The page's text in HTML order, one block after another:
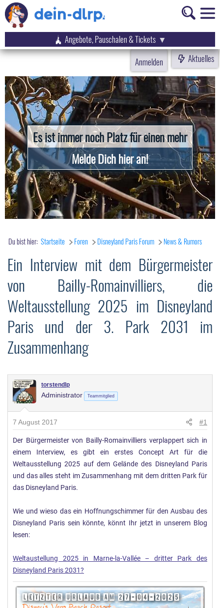
Angebote, Pauschalen & Tickets
Anmelden
Aktuelles
Es ist immer noch Platz für einen mehr
Melde Dich hier an!
Du bist hier: Startseite Foren Disneyland Paris Forum News & Rumors
Ein Interview mit dem Bürgermeister
von Bailly-Romainvilliers, die
Weltausstellung 2025 im Disneyland
Paris und der 3. Park 2031 im
Zusammenhang
torstendlp
Administrator Teammitglied
7 August 2017 #1
Der Bürgermeister von Bailly-Romainvilliers verplappert sich in
einem Interview, es gibt ein erstes Concept Art für die
Weltausstellung 2025 auf dem Gelände des Disneyland Paris
und das alles steht im Zusammenhang mit dem dritten Park für
das Disneyland Paris.
Wie und wieso das ein Hoffnungschimmer für den Ausbau des
Disneyland Paris sein könnte, könnt Ihr jetzt in unserem Blog
lesen:
Weltaustellung 2025 in Marne-la-Vallée – dritter Park des
Disneyland Paris 2031?